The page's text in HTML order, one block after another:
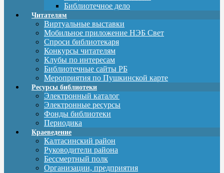
Библиотечное дело
Читателям
Виртуальные выставки
Мобильное приложение НЭБ Свет
Спроси библиотекаря
Конкурсы читателям
Клубы по интересам
Библиотечные сайты РБ
Мероприятия по Пушкинской карте
Ресурсы библиотеки
Электронный каталог
Электронные ресурсы
Фонды библиотеки
Периодика
Краеведение
Калтасинский район
Руководители района
Бессмертный полк
Организации, предприятия